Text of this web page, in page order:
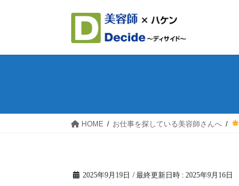
HOME お仕事を探している美容師さんへ
2025年9月19日 / 最終更新日時 : 2025年9月16日